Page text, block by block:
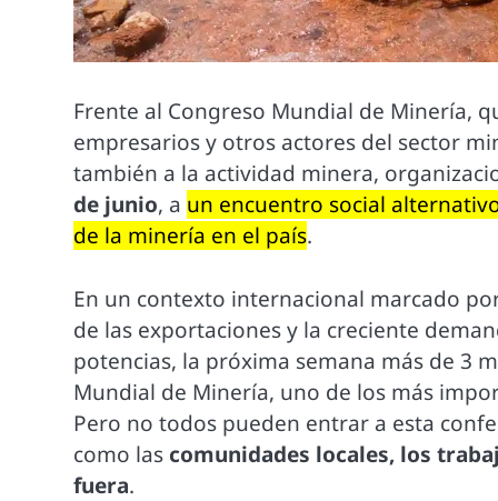
Frente al Congreso Mundial de Minería,
empresarios y otros actores del sector
también a la actividad minera,
de junio, a un encuentro social
de la minería en el país.
En un contexto internacional marcado
de las exportaciones y la creciente
potencias, la próxima semana más de 3
Mundial de Minería, uno de los más
Pero no todos pueden entrar a esta
como las comunidades locales, los
fuera.